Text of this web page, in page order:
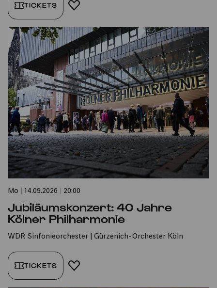
TICKETS FAVORIT HINZUFÜGEN
Mo 14.09.2026 20:00
Jubiläumskonzert: 40 Jahre
Kölner Philharmonie
WDR Sinfonieorchester | Gürzenich-Orchester Köln
TICKETS FAVORIT HINZUFÜGEN